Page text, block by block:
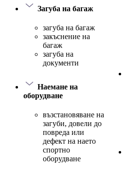
Загуба на багаж
загуба на багаж
закъснение на
багаж
загуба на
документи
Наемане на
оборудване
възстановяване на
загуби, довели до
повреда или
дефект на наето
спортно
оборудване